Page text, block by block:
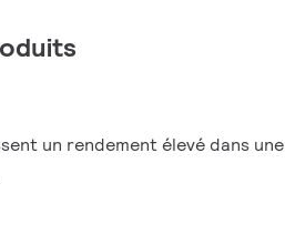
un rendement élevé dans une